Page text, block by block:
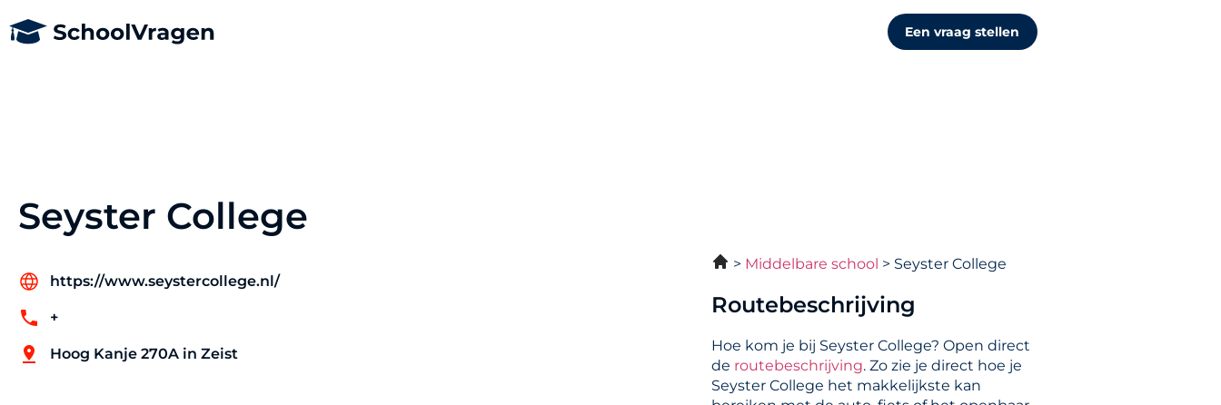
Een vraag stellen
Seyster College
https://www.seystercollege.nl/
+
Hoog Kanje 270A in Zeist
Middelbare school Seyster College
Routebeschrijving
Hoe kom je bij Seyster College? Open direct
de routebeschrijving. Zo zie je direct hoe je
Seyster College het makkelijkste kan